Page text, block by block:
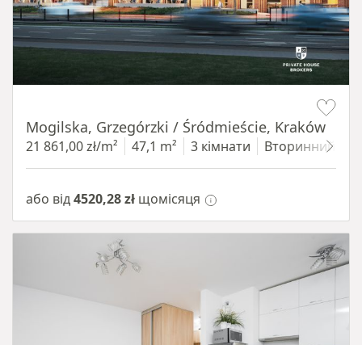
Mogilska, Grzegórzki / Śródmieście, Kraków
21 861,00 zł/m² 47,1 m² 3 кімнати Вторинний
або від4520,28 zł щомісяця